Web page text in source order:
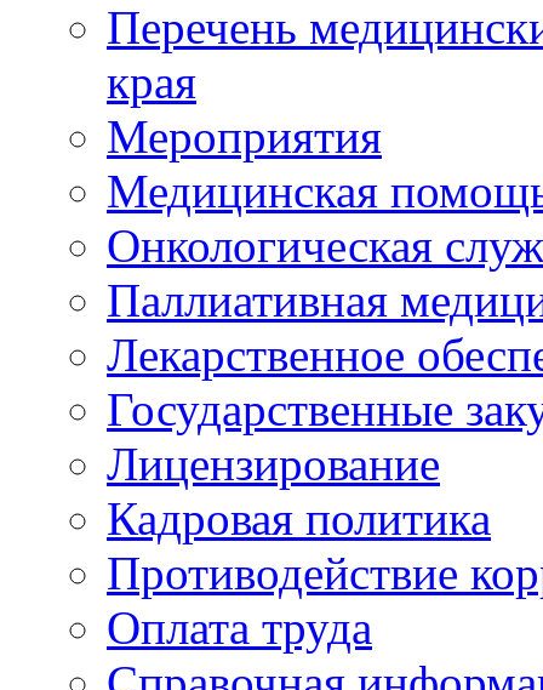
Перечень
края
Мероприятия
Медицинская
Онкологическая
Паллиативная
Лекарственное
Государственные
Лицензирование
Кадровая политика
Противодействие
Оплата труда